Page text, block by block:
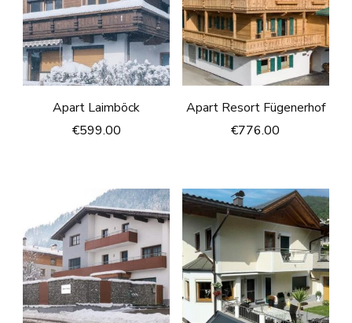
Apart Laimböck
€599.00
Apart Resort Fügenerhof
€776.00